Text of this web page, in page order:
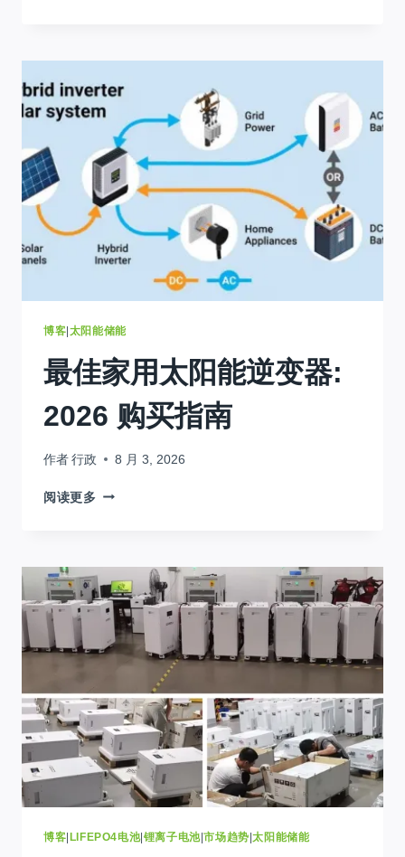
PANEL:
WHICH
IS
BEST
FOR
STORAGE?
博客 太阳能储能
最佳家用太阳能逆变器:
2026 购买指南
作者 行政 8 月 3, 2026
阅读更多 最
太
阳
能
变
购
指
南
博客 LIFEPO4电池| 锂离子电池|市场趋势 |太阳能储能